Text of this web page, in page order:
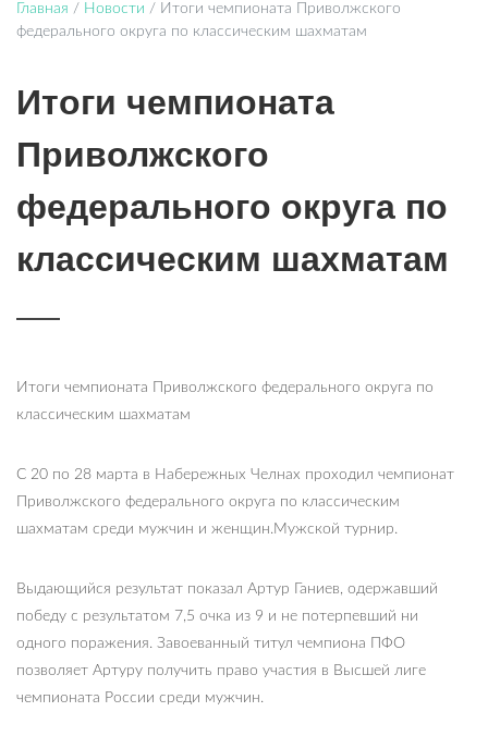
Главная / Новости / Итоги чемпионата Приволжского
федерального округа по классическим шахматам
Итоги чемпионата
Приволжского
федерального округа по
классическим шахматам
Итоги чемпионата Приволжского федерального округа по
классическим шахматам
С 20 по 28 марта в Набережных Челнах проходил чемпионат
Приволжского федерального округа по классическим
шахматам среди мужчин и женщин.Мужской турнир.
Выдающийся результат показал Артур Ганиев, одержавший
победу с результатом 7,5 очка из 9 и не потерпевший ни
одного поражения. Завоеванный титул чемпиона ПФО
позволяет Артуру получить право участия в Высшей лиге
чемпионата России среди мужчин.